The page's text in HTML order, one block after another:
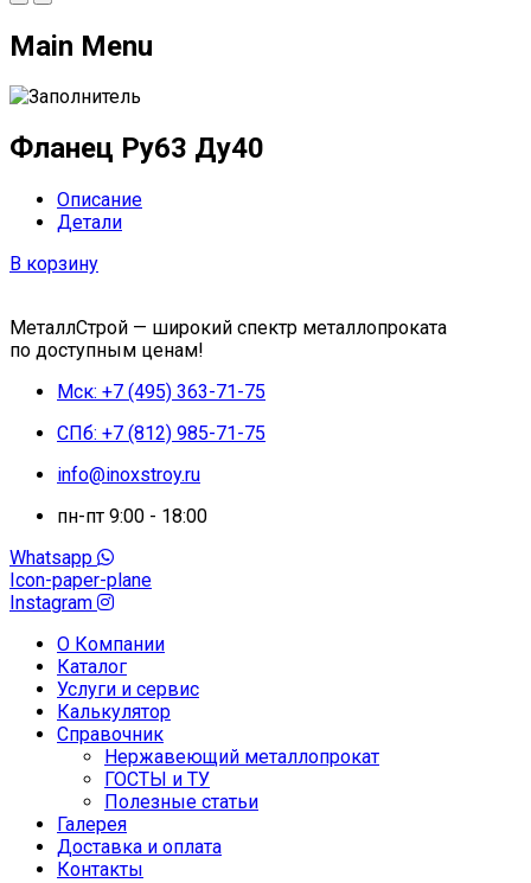
Main Menu
Фланец Ру63 Ду40
Описание
Детали
В корзину
МеталлСтрой — широкий спектр металлопроката
по доступным ценам!
Мск: +7 (495) 363-71-75
СПб: +7 (812) 985-71-75
info@inoxstroy.ru
пн-пт 9:00 - 18:00
Whatsapp
Icon-paper-plane
Instagram
О Компании
Каталог
Услуги и сервис
Калькулятор
Справочник
Нержавеющий металлопрокат
ГОСТЫ и ТУ
Полезные статьи
Галерея
Доставка и оплата
Контакты